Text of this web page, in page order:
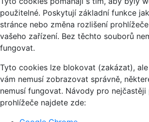
použitelné. Poskytují základní funkce
stránce nebo změna rozlišení
vašeho zařízení. Bez těchto souborů
fungovat.
Tyto cookies lze blokovat (zakázat),
vám nemusí zobrazovat správně,
nemusí fungovat. Návody pro nejčastěji
prohlížeče najdete zde: